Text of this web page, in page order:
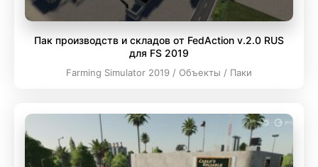
Пак производств и складов от FedAction v.2.0 RUS
для FS 2019
Farming Simulator 2019 / Объекты / Паки